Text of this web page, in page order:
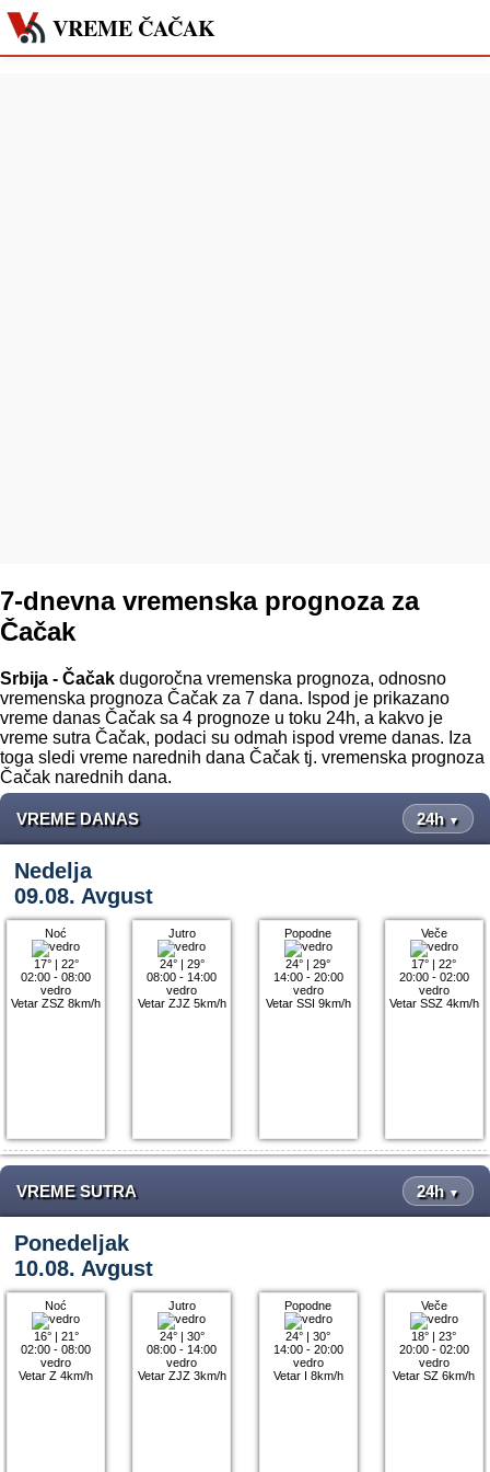
VREME ČAČAK
7-dnevna vremenska prognoza za
Čačak
Srbija - Čačak dugoročna vremenska prognoza, odnosno
vremenska prognoza Čačak za 7 dana. Ispod je prikazano
vreme danas Čačak sa 4 prognoze u toku 24h, a kakvo je
vreme sutra Čačak, podaci su odmah ispod vreme danas. Iza
toga sledi vreme narednih dana Čačak tj. vremenska prognoza
Čačak narednih dana.
VREME DANAS 24h ▼
Nedelja
09.08. Avgust
Noć
17°| 22°
02:00 - 08:00
vedro
Vetar ZSZ 8km/h
Jutro
24°| 29°
08:00 - 14:00
vedro
Vetar ZJZ 5km/h
Popodne
24° |29°
14:00 - 20:00
vedro
Vetar SSI 9km/h
Veče
17° |22°
20:00 - 02:00
vedro
Vetar SSZ 4km/h
VREME SUTRA 24h ▼
Ponedeljak
10.08. Avgust
Noć
16°| 21°
02:00 - 08:00
vedro
Vetar Z 4km/h
Jutro
24°| 30°
08:00 - 14:00
vedro
Vetar ZJZ 3km/h
Popodne
24° |30°
14:00 - 20:00
vedro
Vetar I 8km/h
Veče
18° |23°
20:00 - 02:00
vedro
Vetar SZ 6km/h